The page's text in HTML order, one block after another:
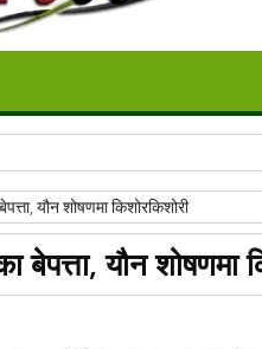
यौन शोषणमा किशोरकिशोरी
बेपत्ता, यौन शोषणमा